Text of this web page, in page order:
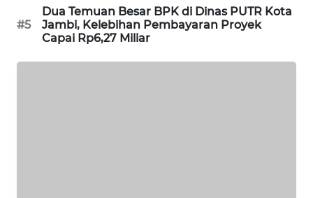
#5
Dua Temuan Besar BPK di Dinas PUTR Kota
Jambi, Kelebihan Pembayaran Proyek
Capai Rp6,27 Miliar
DESA
WISATA
LAPAK